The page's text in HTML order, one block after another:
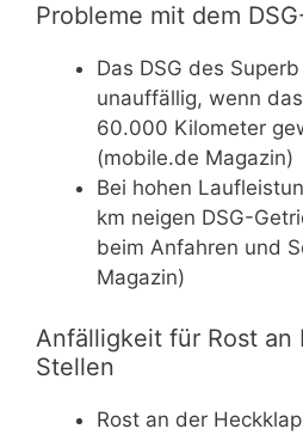
Probleme mit dem
Das DSG des
unauffällig, wenn
60.000 Kilometer
(mobile.de Magazin)
Bei hohen
km neigen DSG-
beim Anfahren und
Magazin)
Anfälligkeit für Rost an
Stellen
Rost an der